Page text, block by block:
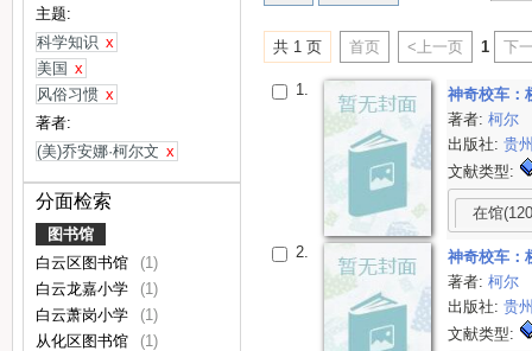
主题:
科学知识 x
美国 x
风俗习惯 x
著者:
(美)乔安娜·柯尔文 x
分面检索
图书馆
白云区图书馆
(1)
白云龙嘉小学
(1)
白云萧岗小学
(1)
从化区图书馆
(1)
共 1 页 首页 <上一页 1 下
1.
神奇校车：
著者:柯尔
出版社:贵
文献类型:
在馆
2.
神奇校车：
著者:柯尔
出版社:贵
文献类型: